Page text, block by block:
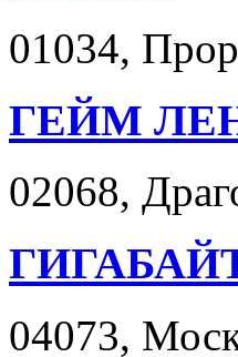
01034,
ГЕЙМ
02068,
04073,